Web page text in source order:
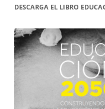
DESCARGA EL LIBRO